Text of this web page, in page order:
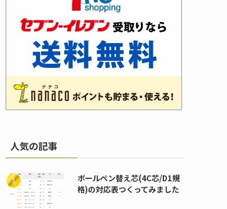
人気の記事
ボールペン替え芯(4C芯/D1規
格)の対応表つくってみました